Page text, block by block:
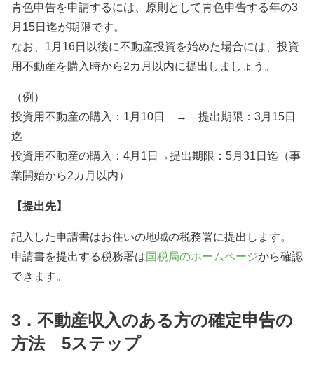
青色申告を申請するには、原則として青色申告する年の3
月15日迄が期限です。
なお、1月16日以後に不動産投資を始めた場合には、投資
用不動産を購入時から2カ月以内に提出しましょう。
（例）
投資用不動産の購入：1月10日 → 提出期限：3月15日
迄
投資用不動産の購入：4月1日→提出期限：5月31日迄（事
業開始から2カ月以内）
【提出先】
記入した申請書はお住いの地域の税務署に提出します。
申請書を提出する税務署は国税局のホームページから確認
できます。
3．不動産収入のある方の確定申告の
方法 5ステップ